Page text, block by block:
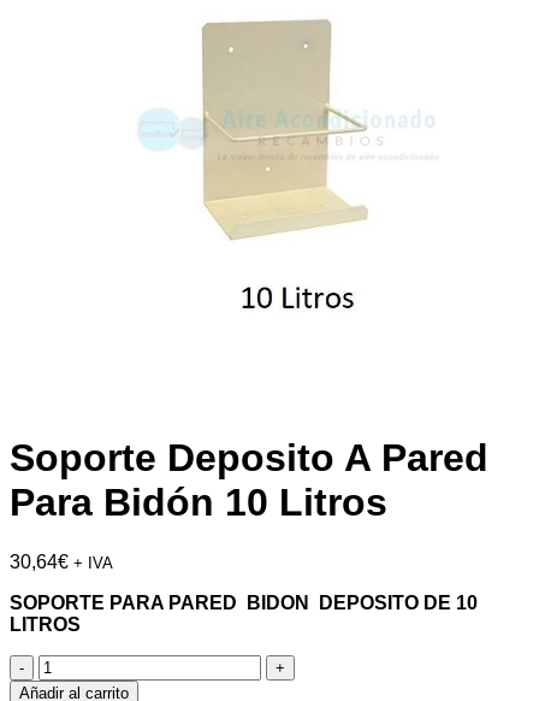
Soporte Deposito A Pared
Para Bidón 10 Litros
30,64€ + IVA
SOPORTE PARA PARED BIDON DEPOSITO DE 10
LITROS
Soporte
Deposito
Añadir al carrito